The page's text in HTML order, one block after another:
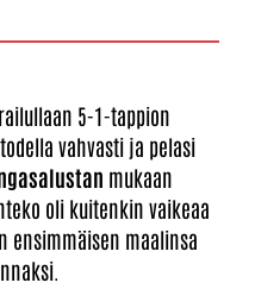
5-1-tappion
vahvasti ja pelasi
mukaan
oli kuitenkin vaikeaa
ensimmäisen maalinsa